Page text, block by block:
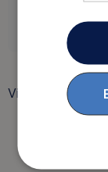
Visar 4 av 4